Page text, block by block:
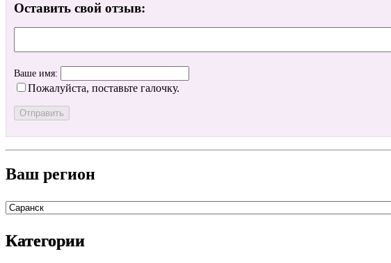
Оставить свой отзыв:
Ваше имя:
Пожалуйста, поставьте галочку.
Ваш регион
Категории